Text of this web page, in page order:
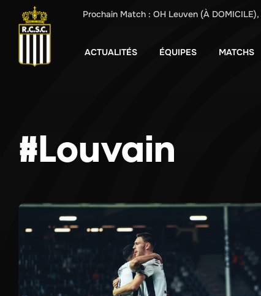
Prochain Match : OH Leuven (À DOMICILE),
ACTUALITÉS ÉQUIPES MATCHS
#Louvain